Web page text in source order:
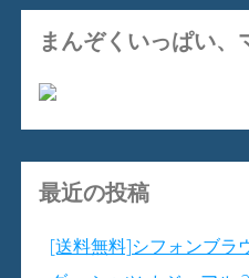
まんぞくいっぱい、
最近の投稿
[送料無料]シフォンブラ